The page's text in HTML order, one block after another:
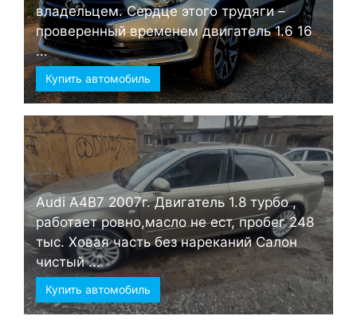
владельцем. Сердце этого трудяги –
проверенный временем двигатель 1.6 16
...
Купить автомобиль
Audi А4B7 2007г. Двигатель 1.8 турбо ,
работает ровно,масло не ест, пробег 248
тыс. Ховая часть без нареканий Салон
чистый ...
Купить автомобиль